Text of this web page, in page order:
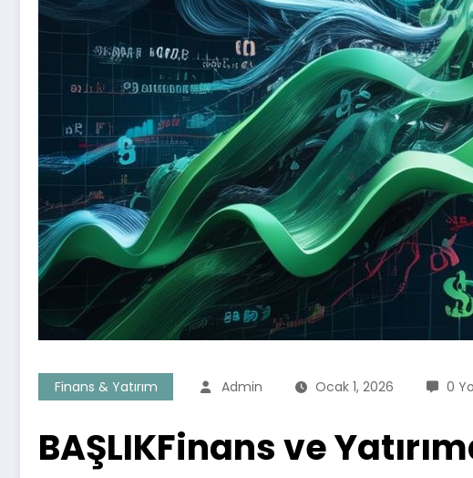
Finans & Yatırım Admin Ocak 1, 2026 0
BAŞLIKFinans ve